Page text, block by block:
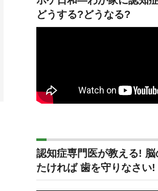
どうする?どうなる?
認知症専門医が教える!
たければ 歯を守りなさい!